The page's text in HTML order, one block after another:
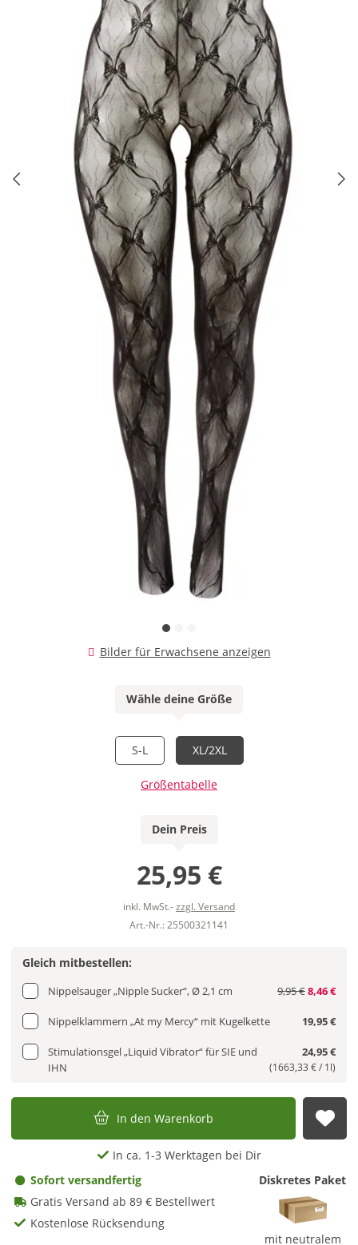
Bilder für Erwachsene anzeigen
Wähle deine Größe
S-L XL/2XL
Größentabelle
Dein Preis
25,95 €
inkl. MwSt.-zzgl. Versand
Art.-Nr.: 25500321141
Gleich mitbestellen:
Nippelsauger „Nipple Sucker“, Ø 2,1 cm 9,95 €8,46 €
Nippelklammern „At my Mercy“ mit Kugelkette 19,95 €
Stimulationsgel „Liquid Vibrator“ für SIE und
IHN
24,95 €
(1663,33 € / 1l)
In den Warenkorb
In ca. 1-3 Werktagen bei Dir
Sofort versandfertig
Gratis Versand ab 89 € Bestellwert
Kostenlose Rücksendung
Diskretes Paket
mit neutralem